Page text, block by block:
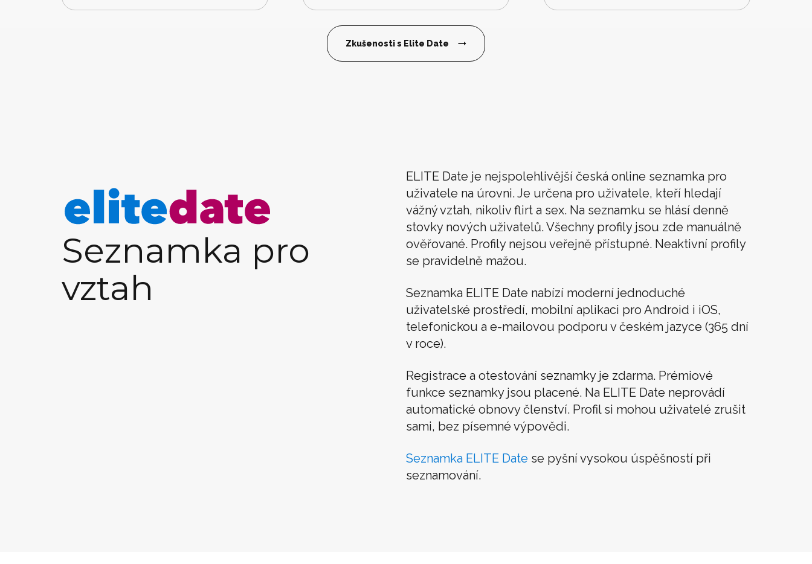
Zkušenosti s Elite Date
Seznamka pro
vztah
ELITE Date je nejspolehlivější česká online seznamka pro
uživatele na úrovni. Je určena pro uživatele, kteří hledají
vážný vztah, nikoliv flirt a sex. Na seznamku se hlásí denně
stovky nových uživatelů. Všechny profily jsou zde manuálně
ověřované. Profily nejsou veřejně přístupné. Neaktivní profily
se pravidelně mažou.
Seznamka ELITE Date nabízí moderní jednoduché
uživatelské prostředí, mobilní aplikaci pro Android i iOS,
telefonickou a e-mailovou podporu v českém jazyce (365 dní
v roce).
Registrace a otestování seznamky je zdarma. Prémiové
funkce seznamky jsou placené. Na ELITE Date neprovádí
automatické obnovy členství. Profil si mohou uživatelé zrušit
sami, bez písemné výpovědi.
Seznamka ELITE Date se pyšní vysokou úspěšností při
seznamování.